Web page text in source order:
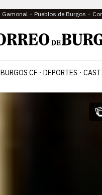
Gamonal Pueblos de Burgos
BURGOS CF DEPORTES